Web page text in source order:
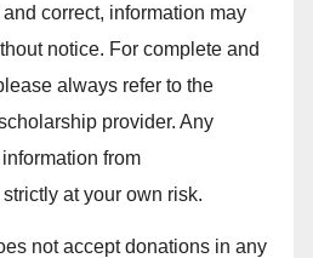
correct, information may
notice. For complete and
always refer to the
provider. Any
from
at your own risk.
not accept donations in any